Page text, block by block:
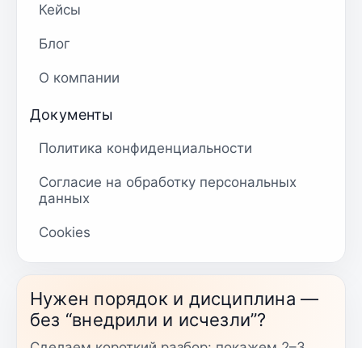
Кейсы
Блог
О компании
Документы
Политика конфиденциальности
Согласие на обработку персональных
данных
Cookies
Нужен порядок и дисциплина —
без “внедрили и исчезли”?